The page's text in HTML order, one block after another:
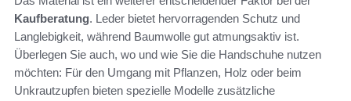
Kaufberatung. Leder bietet hervorragenden Schutz und
Langlebigkeit, während Baumwolle gut atmungsaktiv ist.
Überlegen Sie auch, wo und wie Sie die Handschuhe nutzen
möchten: Für den Umgang mit Pflanzen, Holz oder beim
Unkrautzupfen bieten spezielle Modelle zusätzliche